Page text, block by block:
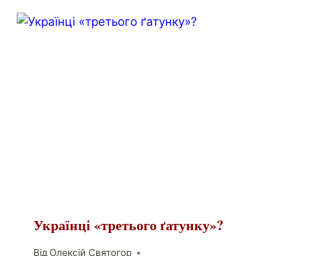
Українці «третього ґатунку»?
Від Олексій Святогор